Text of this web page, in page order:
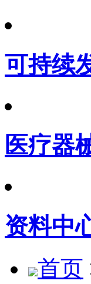
可持续
医疗器
资料中
首页